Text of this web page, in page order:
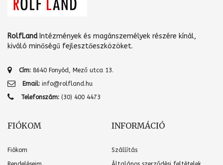
RolfLandIntézmények és magánszemélyek részére kínál,
kiváló minőségű fejlesztőeszközöket.
Cím: 8640 Fonyód, Mező utca 13.
Email: info@rolfland.hu
Telefonszám: (30) 400 4473
FIÓKOM
Fiókom
INFORMÁCIÓ
Szállítás